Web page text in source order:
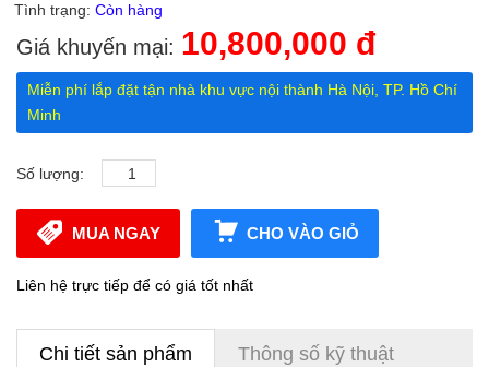
Tình trạng: Còn hàng
Giá khuyến mại: 10,800,000 đ
Miễn phí lắp đặt tận nhà khu vực nội thành Hà Nội, TP. Hồ Chí
Minh
Số lượng:
MUA NGAY CHO VÀO GIỎ
Liên hệ trực tiếp để có giá tốt nhất
Chi tiết sản phẩm Thông số kỹ thuật